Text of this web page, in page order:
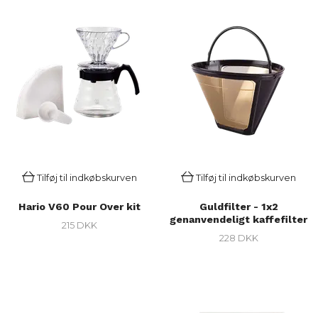
Tilføj til indkøbskurven
Hario V60 Pour Over kit
215 DKK
Tilføj til indkøbskurven
Guldfilter - 1x2
genanvendeligt kaffefilter
228 DKK